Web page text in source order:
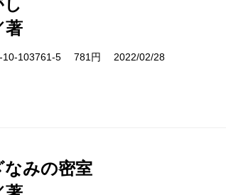
著
10-103761-5 781円 2022/02/28
みの密室